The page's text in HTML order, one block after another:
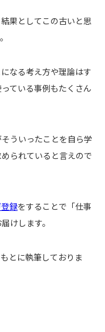
果としてこの古いと思
なる考え方や理論はす
ている事例もたくさん
ういったことを自ら学
られていると言えので
録をすることで「仕事
けします。
とに執筆しておりま